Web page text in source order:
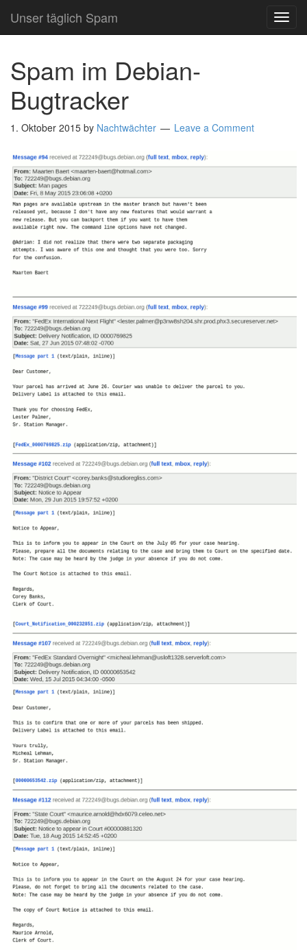
Unser täglich Spam
Spam im Debian-
Bugtracker
1. Oktober 2015 by Nachtwächter Leave a Comment